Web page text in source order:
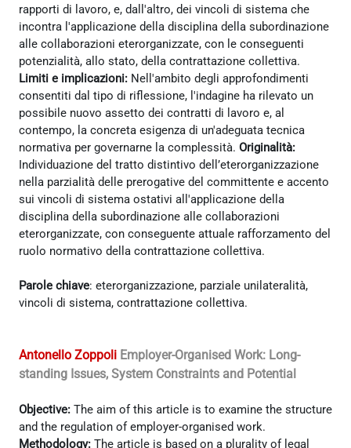
rapporti di lavoro, e, dall'altro, dei vincoli di sistema che
incontra l'applicazione della disciplina della subordinazione
alle collaborazioni eterorganizzate, con le conseguenti
potenzialità, allo stato, della contrattazione collettiva.
Limiti e implicazioni: Nell'ambito degli approfondimenti
consentiti dal tipo di riflessione, l'indagine ha rilevato un
possibile nuovo assetto dei contratti di lavoro e, al
contempo, la concreta esigenza di un'adeguata tecnica
normativa per governarne la complessità. Originalità:
Individuazione del tratto distintivo dell’eterorganizzazione
nella parzialità delle prerogative del committente e accento
sui vincoli di sistema ostativi all'applicazione della
disciplina della subordinazione alle collaborazioni
eterorganizzate, con conseguente attuale rafforzamento del
ruolo normativo della contrattazione collettiva.
Parole chiave: eterorganizzazione, parziale unilateralità,
vincoli di sistema, contrattazione collettiva.
Antonello Zoppoli Employer-Organised Work: Long-
standing Issues, System Constraints and Potential
Objective: The aim of this article is to examine the structure
and the regulation of employer-organised work.
Methodology: The article is based on a plurality of legal